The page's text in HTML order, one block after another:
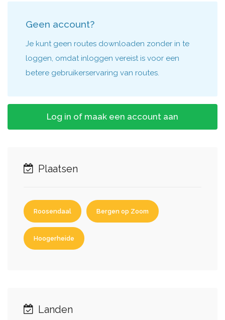
Geen account?
Je kunt geen routes downloaden zonder in te
loggen, omdat inloggen vereist is voor een
betere gebruikerservaring van routes.
Log in of maak een account aan
Plaatsen
Roosendaal Bergen op Zoom
Hoogerheide
Landen